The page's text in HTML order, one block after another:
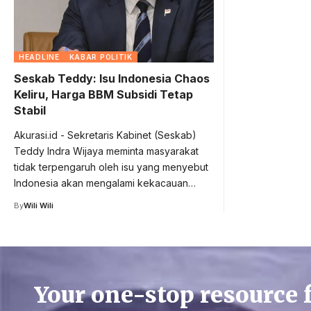
HEADLINE KABAR POLITIK
Seskab Teddy: Isu Indonesia Chaos
Keliru, Harga BBM Subsidi Tetap
Stabil
Akurasi.id - Sekretaris Kabinet (Seskab)
Teddy Indra Wijaya meminta masyarakat
tidak terpengaruh oleh isu yang menyebut
Indonesia akan mengalami kekacauan…
ByWili Wili
Your one-stop resource